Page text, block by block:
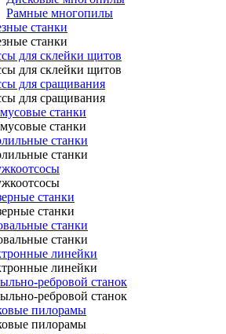
Рамные многопилы
станки
станки
для склейки щитов
для склейки щитов
для сращивания
для сращивания
станки
станки
станки
станки
станки
станки
станки
станки
линейки
линейки
ребровой станок
ребровой станок
пилорамы
пилорамы